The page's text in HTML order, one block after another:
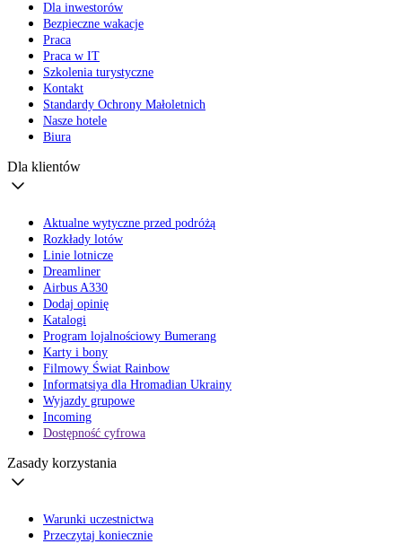
Dla inwestorów
Bezpieczne wakacje
Praca
Praca w IT
Szkolenia turystyczne
Kontakt
Standardy Ochrony Małoletnich
Nasze hotele
Biura
Dla klientów
Aktualne wytyczne przed podróżą
Rozkłady lotów
Linie lotnicze
Dreamliner
Airbus A330
Dodaj opinię
Katalogi
Program lojalnościowy Bumerang
Karty i bony
Filmowy Świat Rainbow
Informatsiya dla Hromadian Ukrainy
Wyjazdy grupowe
Incoming
Dostępność cyfrowa
Zasady korzystania
Warunki uczestnictwa
Przeczytaj koniecznie